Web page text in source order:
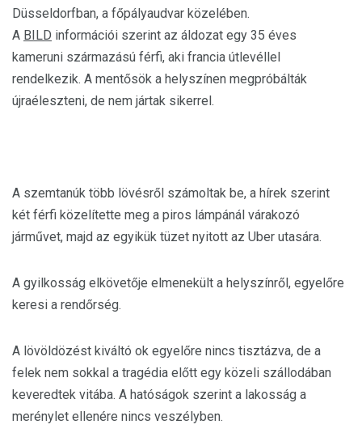
Düsseldorfban, a főpályaudvar közelében.
A BILD információi szerint az áldozat egy 35 éves
kameruni származású férfi, aki francia útlevéllel
rendelkezik. A mentősök a helyszínen megpróbálták
újraéleszteni, de nem jártak sikerrel.
A szemtanúk több lövésről számoltak be, a hírek szerint
két férfi közelítette meg a piros lámpánál várakozó
járművet, majd az egyikük tüzet nyitott az Uber utasára.
A gyilkosság elkövetője elmenekült a helyszínről, egyelőre
keresi a rendőrség.
A lövöldözést kiváltó ok egyelőre nincs tisztázva, de a
felek nem sokkal a tragédia előtt egy közeli szállodában
keveredtek vitába. A hatóságok szerint a lakosság a
merénylet ellenére nincs veszélyben.